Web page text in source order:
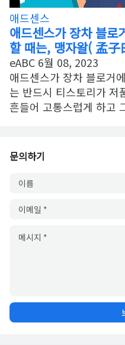
애드센스
애드센스가 장차 블로
할 때는, 맹자왈( 孟
eABC 6월 08, 2023
애드센스가 장차 블로거
는 반드시 티스토리가 저
흔들어 고통스럽게 하고
문의하기